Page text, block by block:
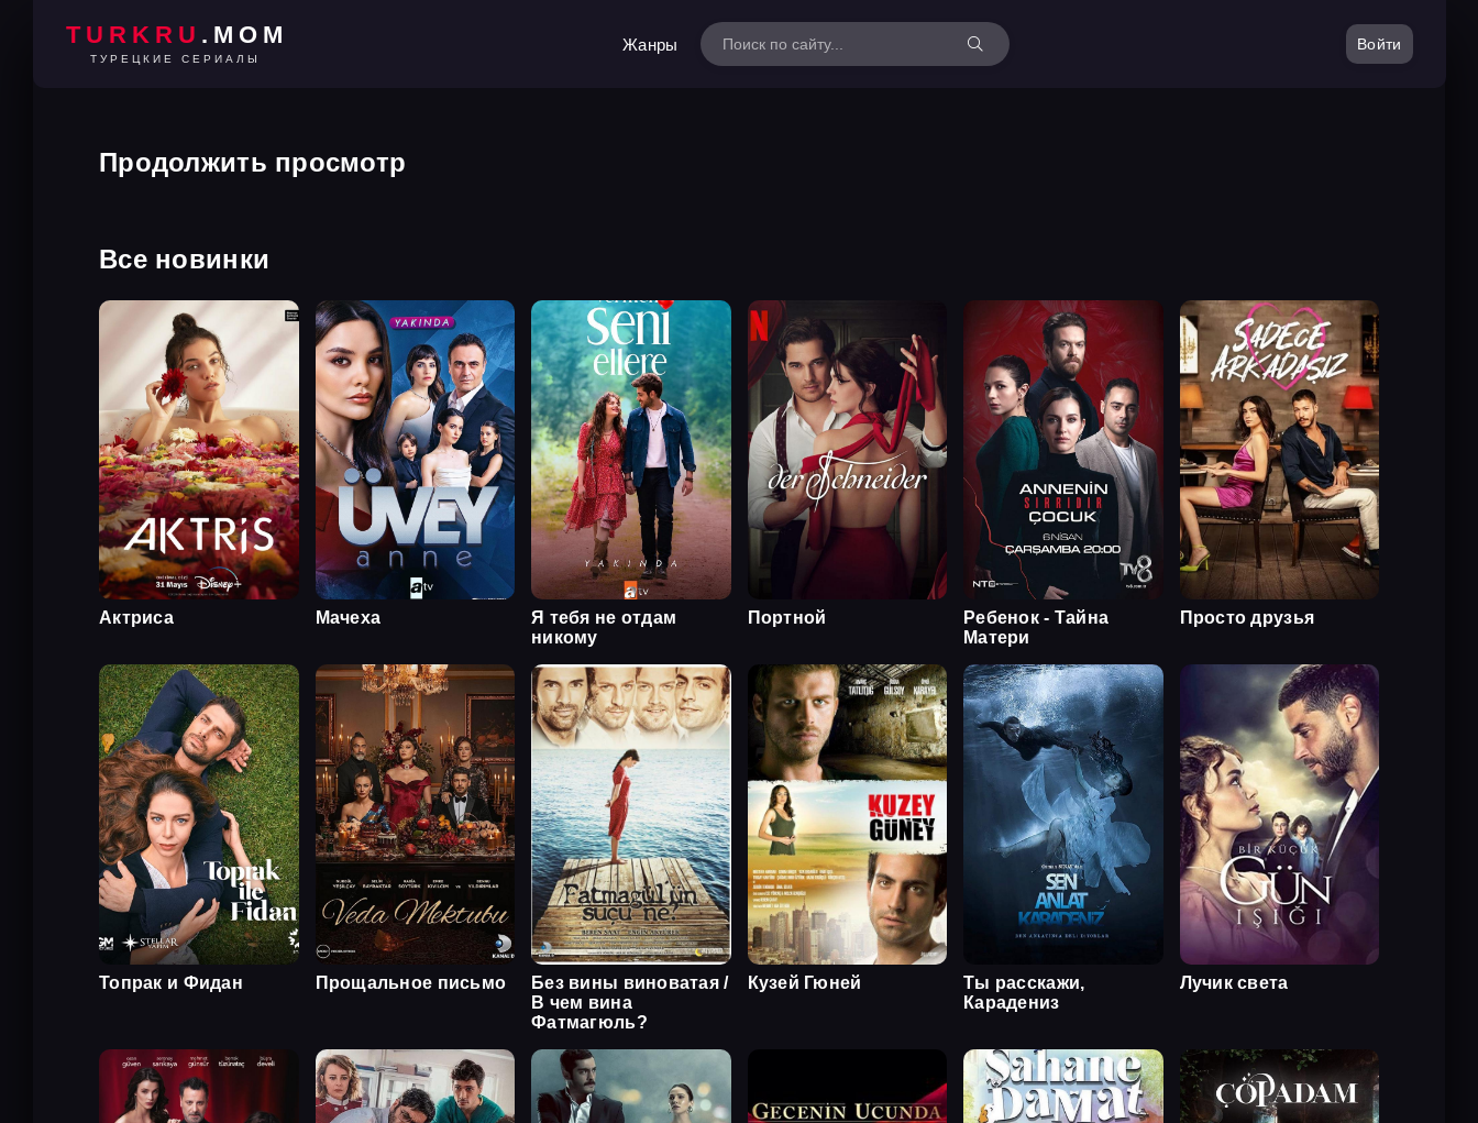
TURKRU .MOM
ТУРЕЦКИЕ СЕРИАЛЫ
Жанры Войти
Продолжить просмотр
Все новинки
Актриса Мачеха
Я тебя не отдам
никому
Портной
Ребенок - Тайна
Матери
Просто друзья
Топрак и Фидан Прощальное письмо
Без вины виноватая /
В чем вина
Фатмагюль?
Кузей Гюней
Ты расскажи,
Карадениз
Лучик света